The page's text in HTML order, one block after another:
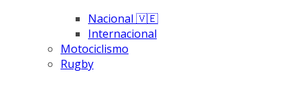
Nacional 🇻🇪
Internacional
Motociclismo
Rugby